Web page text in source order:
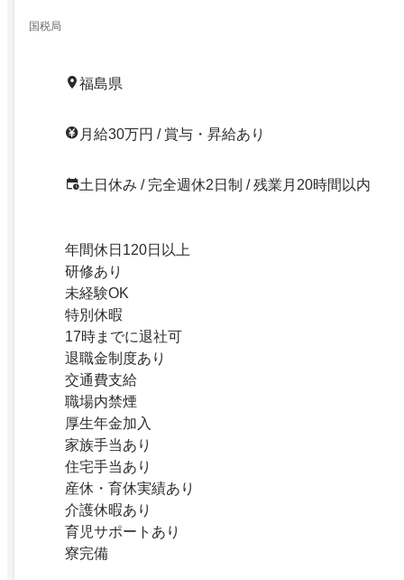
国税局
福島県
月給30万円 / 賞与・昇給あり
土日休み / 完全週休2日制 / 残業月20時間以内
年間休日120日以上
研修あり
未経験OK
特別休暇
17時までに退社可
退職金制度あり
交通費支給
職場内禁煙
厚生年金加入
家族手当あり
住宅手当あり
産休・育休実績あり
介護休暇あり
育児サポートあり
寮完備